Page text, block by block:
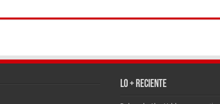
LO + RECIENTE